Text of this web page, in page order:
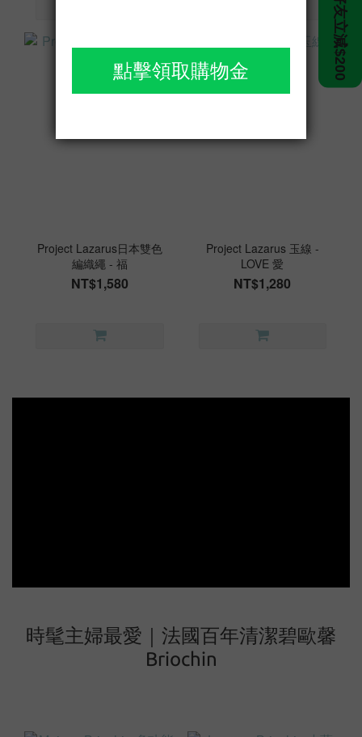
Project Lazarus日本雙色
編織繩 - 福
NT$1,580
Project Lazarus 玉線 -
LOVE 愛
NT$1,280
時髦主婦最愛｜法國百年清潔碧歐馨
Briochin